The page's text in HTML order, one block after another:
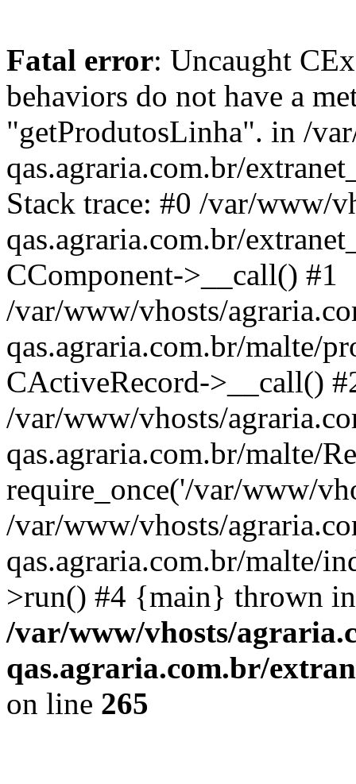
Fatal error: Uncaught
behaviors do not have a
"getProdutosLinha". in /
qas.agraria.com.br/
Stack trace: #0 /var/www/
qas.agraria.com.br/
CComponent->__call() #1
/var/www/vhosts/
qas.agraria.com.br/malte/
CActiveRecord->__call()
/var/www/vhosts/
qas.agraria.com.br/malte/
require_once('/var/www/
/var/www/vhosts/
qas.agraria.com.br/malte/
>run() #4 {main} thrown in
/var/www/vhosts/
qas.agraria.com.br/
on line 265